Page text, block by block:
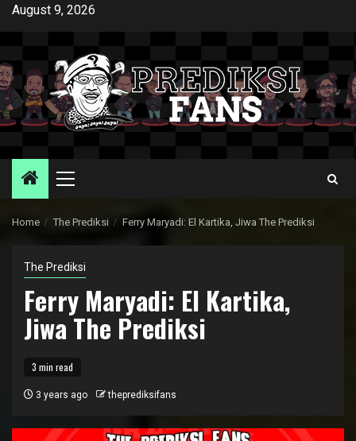
SkipAugust 9, 2026
Primary
Home The Prediksi Ferry Maryadi: El Kartika, Jiwa The Prediksi
The Prediksi
Ferry Maryadi: El Kartika,
Jiwa The Prediksi
3 min read
3 years ago theprediksifans